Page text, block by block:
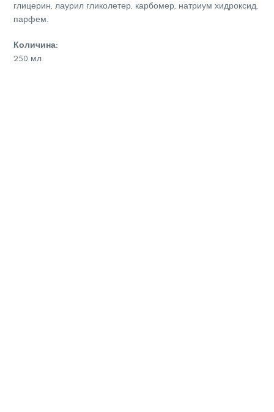
глицерин, лаурил гликолетер, карбомер, натриум хидроксид,
парфем.
Количина:
250 мл